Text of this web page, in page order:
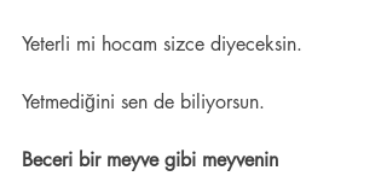
Yeterli mi hocam sizce diyeceksin.
Yetmediğini sen de biliyorsun.
Beceri bir meyve gibi meyvenin